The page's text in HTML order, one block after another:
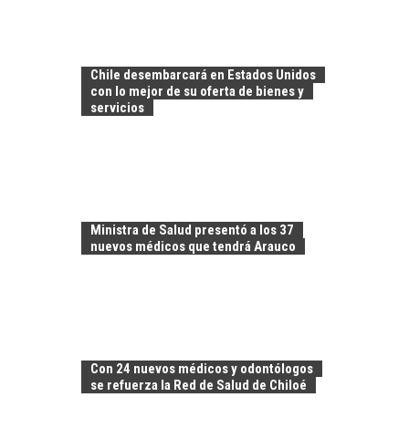
Chile desembarcará en Estados Unidos
con lo mejor de su oferta de bienes y
servicios
Ministra de Salud presentó a los 37
nuevos médicos que tendrá Arauco
Con 24 nuevos médicos y odontólogos
se refuerza la Red de Salud de Chiloé
DIGITALES
EXPORTADOS DESDE
ATACAMA:
OPORTUNIDADES
PARA EL
Desarrollo Turístico…
FRENTE AL DESAFÍO
DE LA